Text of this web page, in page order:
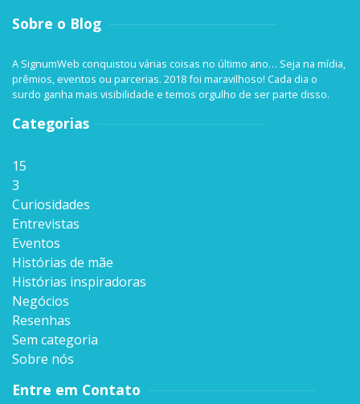
Sobre o Blog
A SignumWeb conquistou várias coisas no último ano… Seja na mídia,
prêmios, eventos ou parcerias. 2018 foi maravilhoso! Cada dia o
surdo ganha mais visibilidade e temos orgulho de ser parte disso.
Categorias
15
3
Curiosidades
Entrevistas
Eventos
Histórias de mãe
Histórias inspiradoras
Negócios
Resenhas
Sem categoria
Sobre nós
Entre em Contato